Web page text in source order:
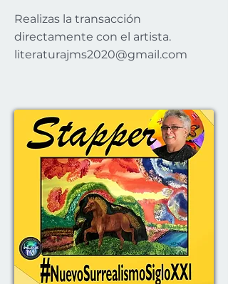
Realizas la transacción
directamente con el artista.
literaturajms2020@gmail.com